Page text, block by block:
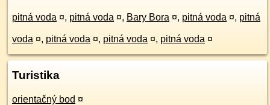
pitná voda ¤, pitná voda ¤, Bary Bora ¤, pitná voda ¤, pitná
voda ¤, pitná voda ¤, pitná voda ¤, pitná voda ¤
Turistika
orientačný bod ¤